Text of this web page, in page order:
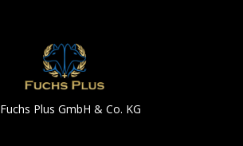
Fuchs Plus GmbH & Co. KG